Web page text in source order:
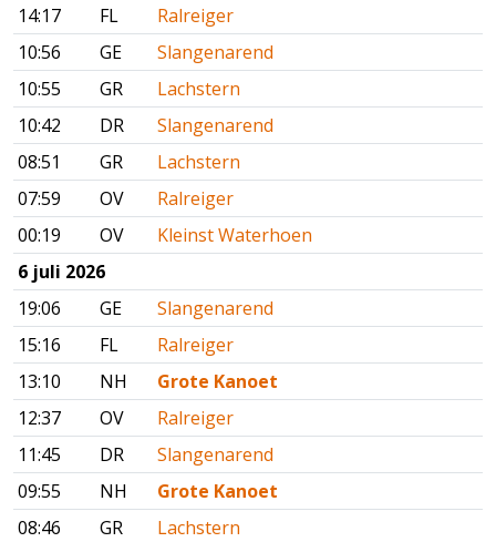
14:17
FL
Ralreiger
10:56
GE
Slangenarend
10:55
GR
Lachstern
10:42
DR
Slangenarend
08:51
GR
Lachstern
07:59
OV
Ralreiger
00:19
OV
Kleinst Waterhoen
6 juli 2026
19:06
GE
Slangenarend
15:16
FL
Ralreiger
13:10
NH
Grote Kanoet
12:37
OV
Ralreiger
11:45
DR
Slangenarend
09:55
NH
Grote Kanoet
08:46
GR
Lachstern